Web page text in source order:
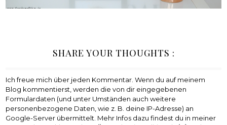
SHARE YOUR THOUGHTS :
Ich freue mich über jeden Kommentar. Wenn du auf meinem
Blog kommentierst, werden die von dir eingegebenen
Formulardaten (und unter Umständen auch weitere
personenbezogene Daten, wie z. B. deine IP-Adresse) an
Google-Server übermittelt. Mehr Infos dazu findest du in meiner